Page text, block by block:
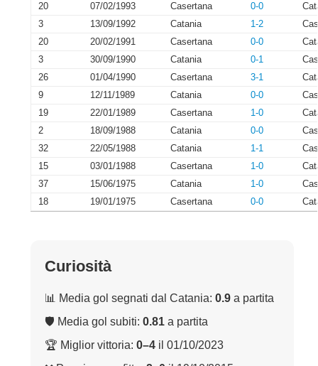
20
07/02/1993 Casertana 0-0
3
13/09/1992 Catania 1-2
20
20/02/1991 Casertana 0-0
3
30/09/1990 Catania 0-1
26
01/04/1990 Casertana 3-1
9
12/11/1989 Catania 0-0
19
22/01/1989 Casertana 1-0
2
18/09/1988 Catania 0-0
32
22/05/1988 Catania 1-1
15
03/01/1988 Casertana 1-0
37
15/06/1975 Catania 1-0
18
19/01/1975 Casertana 0-0
Curiosità
📊 Media gol segnati dal Catania: 0.9 a partita
🛡 Media gol subiti: 0.81 a partita
🏆 Miglior vittoria: 0–4 il 01/10/2023